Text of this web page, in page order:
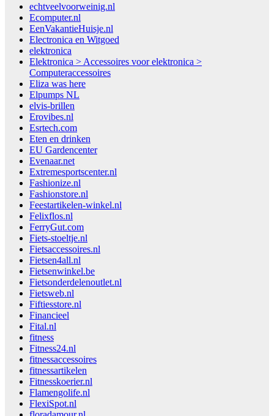
echtveelvoorweinig.nl
Ecomputer.nl
EenVakantieHuisje.nl
Electronica en Witgoed
elektronica
Elektronica > Accessoires voor elektronica >
Computeraccessoires
Eliza was here
Elpumps NL
elvis-brillen
Erovibes.nl
Esrtech.com
Eten en drinken
EU Gardencenter
Evenaar.net
Extremesportscenter.nl
Fashionize.nl
Fashionstore.nl
Feestartikelen-winkel.nl
Felixflos.nl
FerryGut.com
Fiets-stoeltje.nl
Fietsaccessoires.nl
Fietsen4all.nl
Fietsenwinkel.be
Fietsonderdelenoutlet.nl
Fietsweb.nl
Fiftiesstore.nl
Financieel
Fital.nl
fitness
Fitness24.nl
fitnessaccessoires
fitnessartikelen
Fitnesskoerier.nl
Flamengolife.nl
FlexiSpot.nl